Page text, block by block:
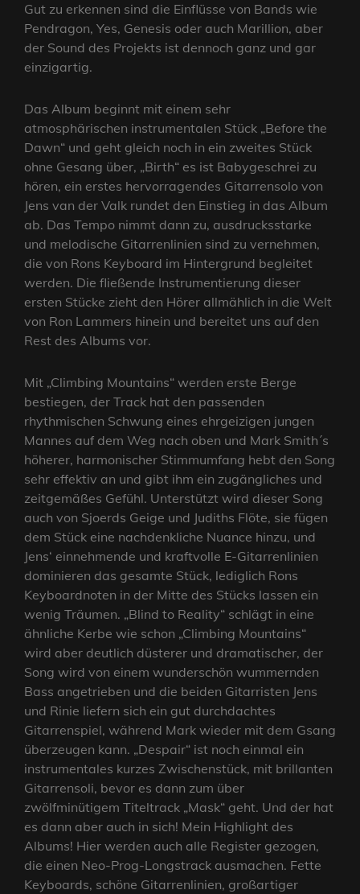
Gut zu erkennen sind die Einflüsse von Bands wie
Pendragon, Yes, Genesis oder auch Marillion, aber
der Sound des Projekts ist dennoch ganz und gar
einzigartig.
Das Album beginnt mit einem sehr
atmosphärischen instrumentalen Stück „Before the
Dawn“ und geht gleich noch in ein zweites Stück
ohne Gesang über, „Birth“ es ist Babygeschrei zu
hören, ein erstes hervorragendes Gitarrensolo von
Jens van der Valk rundet den Einstieg in das Album
ab. Das Tempo nimmt dann zu, ausdrucksstarke
und melodische Gitarrenlinien sind zu vernehmen,
die von Rons Keyboard im Hintergrund begleitet
werden. Die fließende Instrumentierung dieser
ersten Stücke zieht den Hörer allmählich in die Welt
von Ron Lammers hinein und bereitet uns auf den
Rest des Albums vor.
Mit „Climbing Mountains“ werden erste Berge
bestiegen, der Track hat den passenden
rhythmischen Schwung eines ehrgeizigen jungen
Mannes auf dem Weg nach oben und Mark Smith´s
höherer, harmonischer Stimmumfang hebt den Song
sehr effektiv an und gibt ihm ein zugängliches und
zeitgemäßes Gefühl. Unterstützt wird dieser Song
auch von Sjoerds Geige und Judiths Flöte, sie fügen
dem Stück eine nachdenkliche Nuance hinzu, und
Jens‘ einnehmende und kraftvolle E-Gitarrenlinien
dominieren das gesamte Stück, lediglich Rons
Keyboardnoten in der Mitte des Stücks lassen ein
wenig Träumen. „Blind to Reality“ schlägt in eine
ähnliche Kerbe wie schon „Climbing Mountains“
wird aber deutlich düsterer und dramatischer, der
Song wird von einem wunderschön wummernden
Bass angetrieben und die beiden Gitarristen Jens
und Rinie liefern sich ein gut durchdachtes
Gitarrenspiel, während Mark wieder mit dem Gsang
überzeugen kann. „Despair“ ist noch einmal ein
instrumentales kurzes Zwischenstück, mit brillanten
Gitarrensoli, bevor es dann zum über
zwölfminütigem Titeltrack „Mask“ geht. Und der hat
es dann aber auch in sich! Mein Highlight des
Albums! Hier werden auch alle Register gezogen,
die einen Neo-Prog-Longstrack ausmachen. Fette
Keyboards, schöne Gitarrenlinien, großartiger